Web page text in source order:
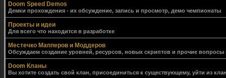
Doom Speed Demos
Демки прохождения - их обсуждение, запись и просмотр, демо чемпионаты
Проекты и идеи
Для всего что находится в разработке
Местечко Мапперов и Моддеров
Обсуждаем создание уровней, ресурсов, новых скриптов и прочие
Doom Кланы
Вы хотите создать свой клан, присоединиться к существующему, уйти из